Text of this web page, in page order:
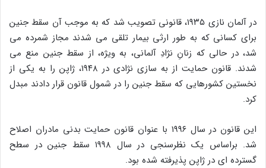
در آلمان نازی ۱۹۳۵، قانونی تصویب شد که به موجب آن سقط جنین
برای کسانی که به طور ارثی بیمار تلقی می‌ شدند مجاز شمرده می‌
شد، در حالی‌ که زنانِ نژادِ آلمانی، به ویژه، از سقط جنین منع می‌
شدند. قانون حمایت از به‌ سازی نژادی در ۱۹۴۸، ژاپن را به یکی از
نخستین کشورهایی که سقط جنین را در شمول قانون قرار دادند مبدل
کرد.
این قانون در سال ۱۹۹۶ با عنوان قانون حمایت بدنی مادران اصلاح
شد. براساس یک نظرسنجی در سال ۱۹۹۸ سقط جنین در سطح
گسترده‌ ای در ژاپن پذیرفته شده بود.